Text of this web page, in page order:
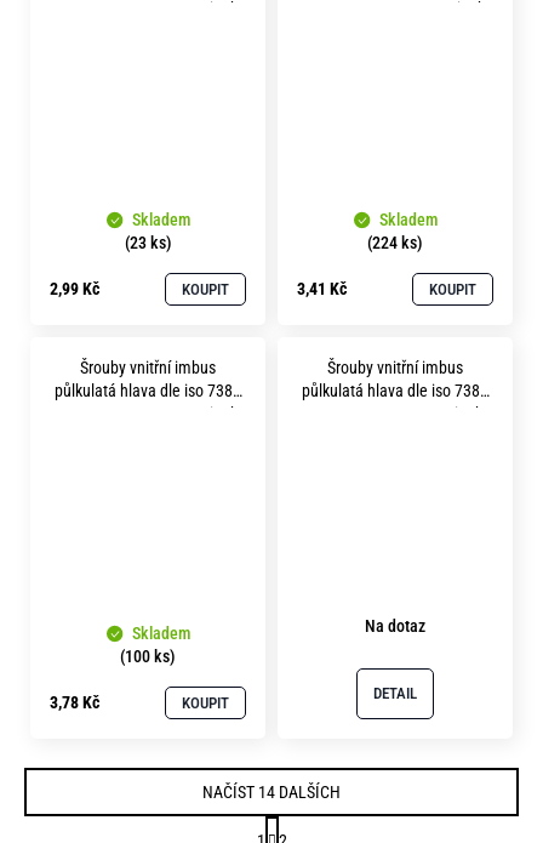
Skladem
(23 ks)
2,99 Kč KOUPIT
Skladem
(224 ks)
3,41 Kč KOUPIT
Šrouby vnitřní imbus
půlkulatá hlava dle iso 7380
Skladem
(100 ks)
3,78 Kč KOUPIT
Šrouby vnitřní imbus
půlkulatá hlava dle iso 7380
Na dotaz
DETAIL
NAČÍST 14 DALŠÍCH